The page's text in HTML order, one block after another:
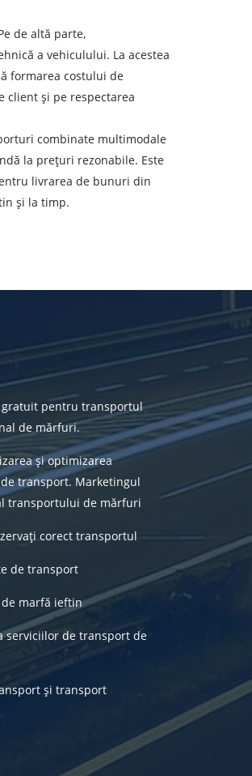
de altă parte,
a vehiculului. La acestea
formarea costului de
client și pe respectarea
combinate multimodale
la prețuri rezonabile. Este
livrarea de bunuri din
și la timp.
pentru transportul
de mărfuri.
și optimizarea
transport. Marketingul
transportului de mărfuri
corect transportul
de transport
marfă ieftin
serviciilor de transport de
și transport